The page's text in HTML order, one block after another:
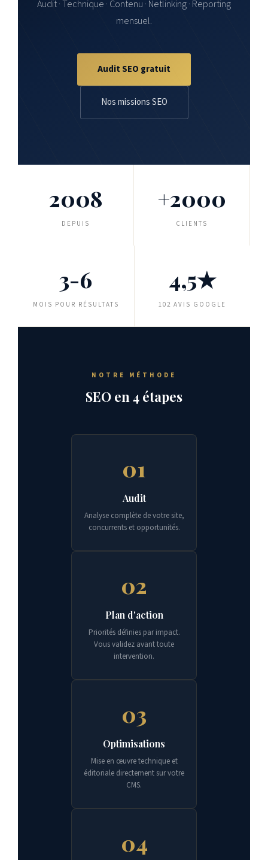
Audit · Technique · Contenu · Netlinking · Reporting
mensuel.
Audit SEO gratuit
Nos missions SEO
2008
DEPUIS
+2000
CLIENTS
3-6
MOIS POUR RÉSULTATS
4,5★
102 AVIS GOOGLE
NOTRE MÉTHODE
SEO en 4 étapes
01
Audit
Analyse complète de votre site,
concurrents et opportunités.
02
Plan d'action
Priorités définies par impact.
Vous validez avant toute
intervention.
03
Optimisations
Mise en œuvre technique et
éditoriale directement sur votre
CMS.
04